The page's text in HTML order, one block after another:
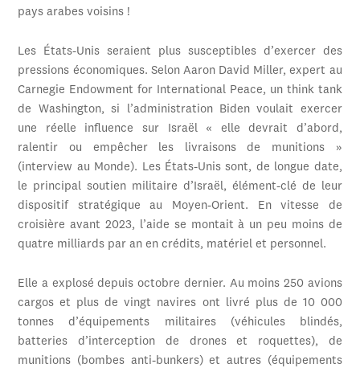
pays arabes voisins !
Les États-Unis seraient plus susceptibles d’exercer des
pressions économiques. Selon Aaron David Miller, expert au
Carnegie Endowment for International Peace, un think tank
de Washington, si l’administration Biden voulait exercer
une réelle influence sur Israël « elle devrait d’abord,
ralentir ou empêcher les livraisons de munitions »
(interview au Monde). Les États-Unis sont, de longue date,
le principal soutien militaire d’Israël, élément-clé de leur
dispositif stratégique au Moyen-Orient. En vitesse de
croisière avant 2023, l’aide se montait à un peu moins de
quatre milliards par an en crédits, matériel et personnel.
Elle a explosé depuis octobre dernier. Au moins 250 avions
cargos et plus de vingt navires ont livré plus de 10 000
tonnes d’équipements militaires (véhicules blindés,
batteries d’interception de drones et roquettes), de
munitions (bombes anti-bunkers) et autres (équipements